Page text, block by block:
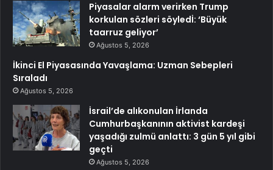
Piyasalar alarm verirken Trump
korkulan sözleri söyledİ: ‘Büyük
taarruz geliyor’
Ağustos 5, 2026
İkinci El Piyasasında Yavaşlama: Uzman Sebepleri
Sıraladı
Ağustos 5, 2026
İsrail’de alıkonulan İrlanda
Cumhurbaşkanının aktivist kardeşi
yaşadığı zulmü anlattı: 3 gün 5 yıl gibi
geçti
Ağustos 5, 2026